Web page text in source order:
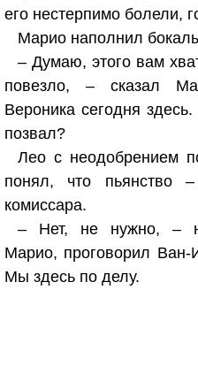
его нестерпимо болели,
Марио наполнил
– Думаю, этого вам
повезло, – сказал
Вероника сегодня
позвал?
Лео с неодобрением
понял, что пьянство
комиссара.
– Нет, не нужно, –
Марио, проговорил
Мы здесь по делу.